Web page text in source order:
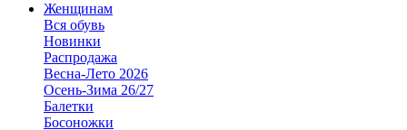
Женщинам
Вся обувь
Новинки
Распродажа
Весна-Лето 2026
Осень-Зима 26/27
Балетки
Босоножки